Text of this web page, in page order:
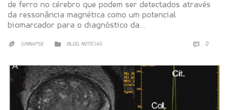
de ferro no cérebro que podem ser detectados através
da ressonância magnética como um potencial
biomarcador para o diagnóstico da…
 SINNAPSE  CATEGORY
BLOG, NOTÍCIAS  0